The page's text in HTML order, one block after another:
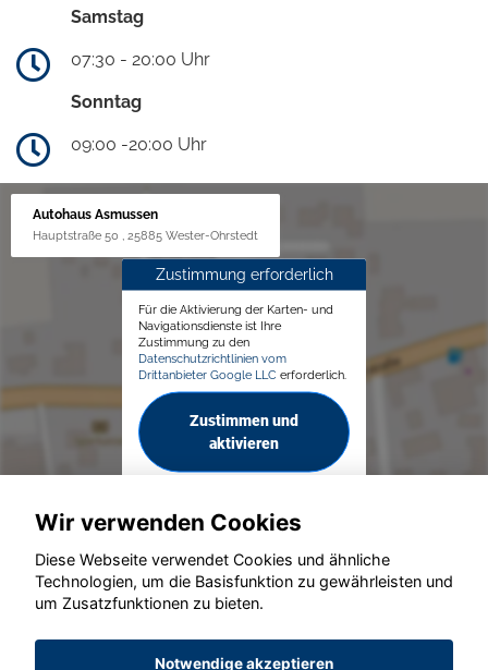
Samstag
07:30 - 20:00 Uhr
Sonntag
09:00 -20:00 Uhr
Autohaus Asmussen
Hauptstraße 50 , 25885 Wester-Ohrstedt
Zustimmung erforderlich
Für die Aktivierung der Karten- und
Navigationsdienste ist Ihre
Zustimmung zu den
Datenschutzrichtlinien vom
Drittanbieter Google LLC erforderlich.
Zustimmen und
aktivieren
© konjunkturmotor.de GmbH 2020 - 2026
Wir verwenden Cookies
Diese Webseite verwendet Cookies und ähnliche
Technologien, um die Basisfunktion zu gewährleisten und
um Zusatzfunktionen zu bieten.
Notwendige akzeptieren